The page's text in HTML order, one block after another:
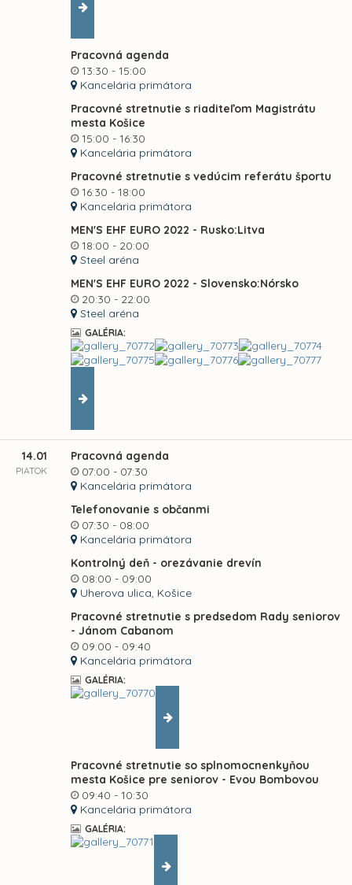
Pracovná agenda
13:30 - 15:00
Kancelária primátora
Pracovné stretnutie s riaditeľom Magistrátu
mesta Košice
15:00 - 16:30
Kancelária primátora
Pracovné stretnutie s vedúcim referátu športu
16:30 - 18:00
Kancelária primátora
MEN'S EHF EURO 2022 - Rusko:Litva
18:00 - 20:00
Steel aréna
MEN'S EHF EURO 2022 - Slovensko:Nórsko
20:30 - 22:00
Steel aréna
GALÉRIA:
14.01
PIATOK
Pracovná agenda
07:00 - 07:30
Kancelária primátora
Telefonovanie s občanmi
07:30 - 08:00
Kancelária primátora
Kontrolný deň - orezávanie drevín
08:00 - 09:00
Uherova ulica, Košice
Pracovné stretnutie s predsedom Rady seniorov
- Jánom Cabanom
09:00 - 09:40
Kancelária primátora
GALÉRIA:
Pracovné stretnutie so splnomocnenkyňou
mesta Košice pre seniorov - Evou Bombovou
09:40 - 10:30
Kancelária primátora
GALÉRIA: